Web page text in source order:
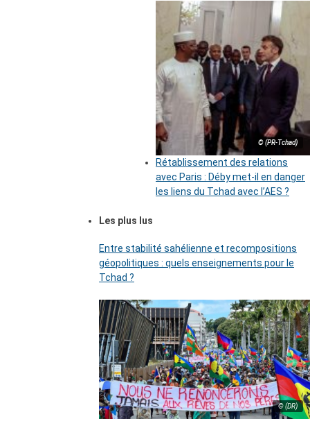
© (PR-Tchad)
Rétablissement des relations
avec Paris : Déby met-il en danger
les liens du Tchad avec l’AES ?
Les plus lus
Entre stabilité sahélienne et recompositions
géopolitiques : quels enseignements pour le
Tchad ?
© (DR)